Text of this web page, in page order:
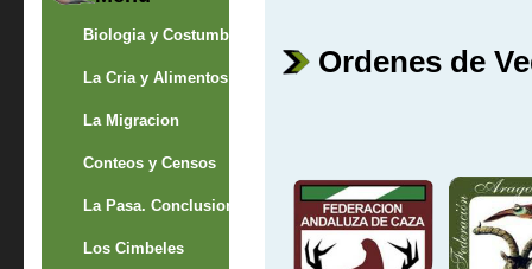
Biologia y Costumbres
La Cria y Alimentos
La Migracion
Conteos y Censos
La Pasa. Conclusion
Los Cimbeles
Ordenes de